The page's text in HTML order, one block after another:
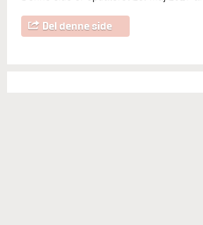
Del denne side